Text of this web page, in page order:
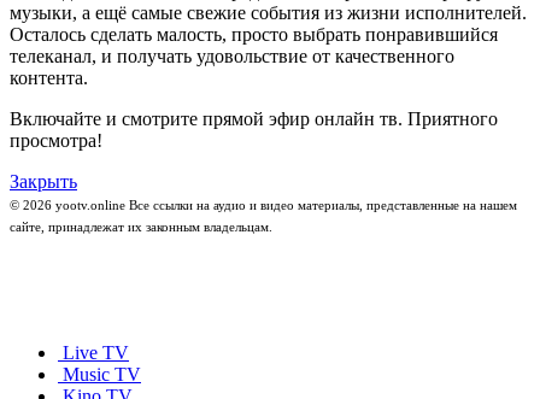
музыки, а ещё самые свежие события из жизни исполнителей.
Осталось сделать малость, просто выбрать понравившийся
телеканал, и получать удовольствие от качественного
контента.
Включайте и смотрите прямой эфир онлайн тв. Приятного
просмотра!
Закрыть
© 2026 yootv.online Все ссылки на аудио и видео материалы, представленные на нашем
сайте, принадлежат их законным владельцам.
Live TV
Music TV